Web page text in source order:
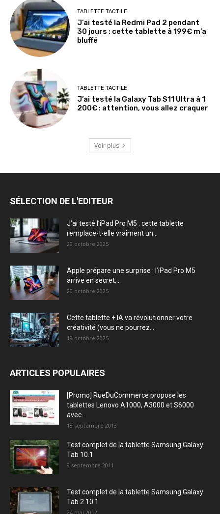
TABLETTE TACTILE
J’ai testé la Redmi Pad 2 pendant
30 jours : cette tablette à 199€ m’a
bluffé
TABLETTE TACTILE
J’ai testé la Galaxy Tab S11 Ultra à 1
200€ : attention, vous allez craquer
Voir plus
SÉLECTION DE L'EDITEUR
J’ai testé l’iPad Pro M5 : cette tablette
remplace-t-elle vraiment un...
29 octobre 2025
Apple prépare une surprise : l’iPad Pro M5
arrive en secret...
20 octobre 2025
Cette tablette + IA va révolutionner votre
créativité (vous ne pourrez...
18 octobre 2025
ARTICLES POPULAIRES
[Promo] RueDuCommerce propose les
tablettes Lenovo A1000, A3000 et S6000
avec...
18 septembre 2013
Test complet de la tablette Samsung Galaxy
Tab 10.1
9 septembre 2011
Test complet de la tablette Samsung Galaxy
Tab 2 10.1
24 mai 2012